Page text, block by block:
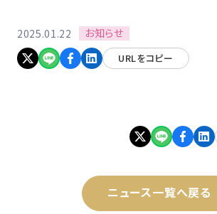
2025.01.22 お知らせ
URLをコピー
ニュース一覧へ戻る